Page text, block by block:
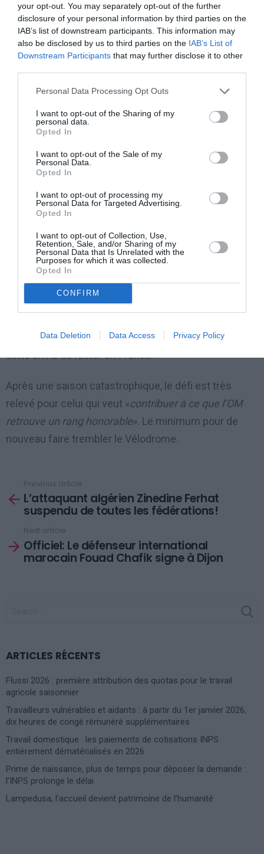
your opt-out. You may separately opt-out of the further
disclosure of your personal information by third parties on the
IAB’s list of downstream participants. This information may
also be disclosed by us to third parties on the IAB’s List of
Downstream Participants that may further disclose it to other
Personal Data Processing Opt Outs
I want to opt-out of the Sharing of my
personal data.
Opted In
I want to opt-out of the Sale of my
Personal Data.
Opted In
I want to opt-out of processing my
Personal Data for Targeted Advertising.
Opted In
I want to opt-out of Collection, Use,
Retention, Sale, and/or Sharing of my
Personal Data that Is Unrelated with the
Purposes for which it was collected.
Opted In
CONFIRM
Data Deletion Data Access Privacy Policy
libre capable d’apporter son expertise et son savoir-
faire dans un secteur de jeu mis en difficulté la saison
dernière. Généreux, travailleur, Henri arrive avec 222
matches de Ligue 1 dans ses bagages. A 32 ans, il
cours du temps pour lui permettre de s’adapter à
toutes les situations. Bienvenue Henri. L’Olympique
de Marseille est heureux de t’accueillir
Ciel-et-Blanc dans un communiqué.
Dreyfus, Henri Bedimo a lâché ses premiers mots
sous ses nouvelles couleurs. «
été très longue avec mes conseillers pour rejoindre
», avoue le latéral gauche.
Interrogé sur son choix de rallier la Canebière, l’ancien
Montpelliérain apparait déterminé. «
relever ce challenge, il sera très difficile, mais il y avait
cette envie de rester en France».
Après une saison catastrophique, le défi est très
relevé pour celui qui veut «contribuer à ce que l’OM
retrouve un rang honorable». Le minimum pour de
nouveau faire trembler le Vélodrome.
more
Previous article
L’attaquant algérien Zinedine Ferhat
suspendu de toutes les fédérations!
Next article
Officiel: Le défenseur international
marocain Fouad Chafik signe à Dijon
ARTICLES RÉCENTS
Flussi 2026 : première attribution des quotas pour le travail
agricole saisonnier
Travailleurs vulnérables et aidants : à partir du 1er janvier 2026,
dix heures de congé rémunéré supplémentaires
Travail domestique : les paiements de cotisations INPS
entièrement dématérialisés en 2026
Prime de naissance, plus de temps pour déposer la demande :
l’INPS prolonge le délai
Lampedusa, l’accueil devient patrimoine de l’humanité